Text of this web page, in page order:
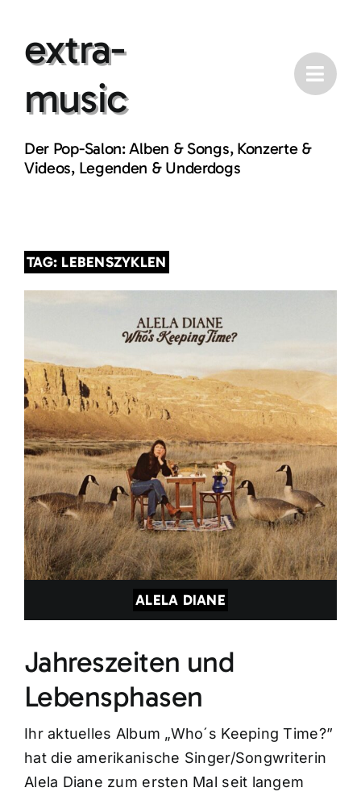
contentextra-
music
Der Pop-Salon: Alben & Songs, Konzerte &
Videos, Legenden & Underdogs
TAG: LEBENSZYKLEN
ALELA DIANE
Jahreszeiten und
Lebensphasen
Ihr aktuelles Album „Who´s Keeping Time?”
hat die amerikanische Singer/Songwriterin
Alela Diane zum ersten Mal seit langem